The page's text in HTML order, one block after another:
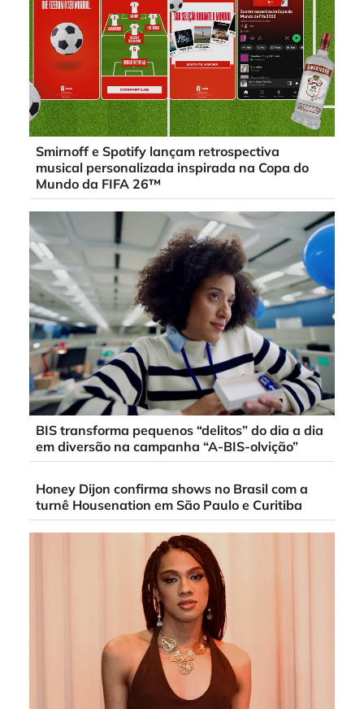
Smirnoff e Spotify lançam retrospectiva
musical personalizada inspirada na Copa do
Mundo da FIFA 26™
BIS transforma pequenos “delitos” do dia a dia
em diversão na campanha “A-BIS-olvição”
Honey Dijon confirma shows no Brasil com a
turnê Housenation em São Paulo e Curitiba